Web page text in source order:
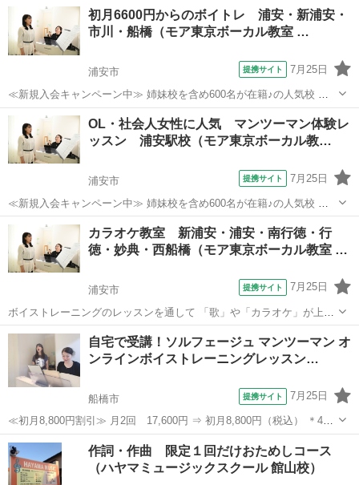
初月6600円からのボイトレ 浦安・新浦安・
市川・船橋（モア東京ボーカル教室 …
浦安市 提携サイト 7月25日
≪新規入会キャンペーン中≫ 姉妹校を含め600名が在籍♪の人気校 講
師が30名も所属♪ （いろんな講師から学べる！） たった30分の体験レ
ッスンで「歌のコツ」をお教えします♪ 今なら♪「体験レッスン 500
円！」 ＊3...
浦安市 ボーカル
OL・社会人女性に人気 マンツーマン体験レ
ッスン 浦安駅校（モア東京ボーカル教…
浦安市 提携サイト 7月25日
≪新規入会キャンペーン中≫ 姉妹校を含め600名が在籍♪の人気校 講
師が30名も所属♪ （いろんな講師から学べる！） たった30分の体験レ
ッスンで「歌のコツ」をお教えします♪ 今なら♪「体験レッスン 500
円！」 ＊3...
浦安市 ボーカル
カラオケ教室 新浦安・浦安・南行徳・行
徳・妙典・西船橋（モア東京ボーカル教室 …
浦安市 提携サイト 7月25日
ボイストレーニングのレッスンを通して 「歌」や「カラオケ」が上達
します♪ ≪新規入会キャンペーン中≫ 姉妹校を含め600名が在籍♪の人
気校 講師が30名も所属♪ たった30分の体験レッスンで「歌のコツ」を
お教えします♪ ...
千葉 浦安市 ボーカル
自宅で受講！ソルフェージュ マンツーマン オ
ンラインボイストレーニングレッスン…
船橋市 提携サイト 7月25日
≪初月8,800円割引≫ 月2回 17,600円 ⇒ 初月8,800円（税込） ＊45
分の講座 ＊予約制となります 2008年開校後、首都圏にて延べ5000人
以上が受講したミュージカル特化のボイストレーニングレッスンが、
ス...
千葉 船橋市 ボーカル
作詞・作曲 限定１回だけおためしコース
（ハヤマミュージックスクール 館山校）